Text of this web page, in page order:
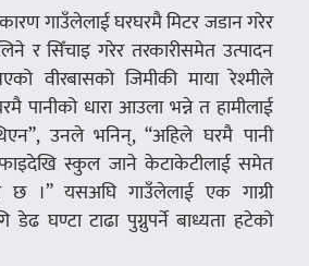
गाउँलेलाई घरघरमै मिटर जडान गरेर
र सिँचाइ गरेर तरकारीसमेत उत्पादन
वीरबासको जिमीकी माया रेश्मीले
पानीको धारा आउला भन्ने त हामीलाई
उनले भनिन्, “अहिले घरमै पानी
स्कुल जाने केटाकेटीलाई समेत
।” यसअघि गाउँलेलाई एक गाग्री
डेढ घण्टा टाढा पुग्नुपर्ने बाध्यता हटेको